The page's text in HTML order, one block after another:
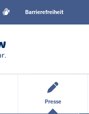
Barrierefreiheit
Presse